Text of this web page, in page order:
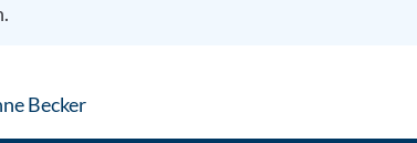
Becker: Contact by e-mail